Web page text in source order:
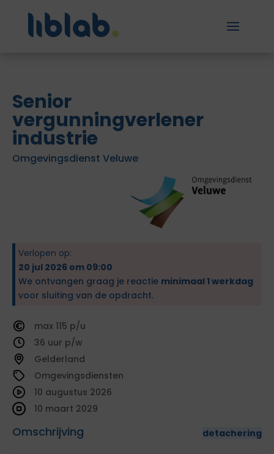
Senior
vergunningverlener
industrie
Omgevingsdienst Veluwe
Verlopen op:
20 jul 2026 om 09:00
We ontvangen graag je reactie minimaal 1 werkdag
voor sluiting van de opdracht.
115
36
Gelderland
Omgevingsdiensten
Omschrijving detachering
10 augustus 2026
10 maart 2029